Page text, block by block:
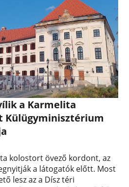
a Karmelita
Külügyminisztérium
kolostort övező kordont, az
a látogatók előtt. Most
lesz az a Dísz téri